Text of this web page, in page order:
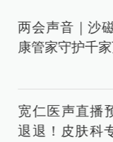
两会声音｜沙
康管家守护千
宽仁医声直播
退退！皮肤科